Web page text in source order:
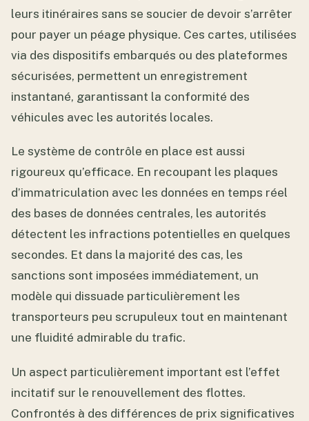
leurs itinéraires sans se soucier de devoir s’arrêter
pour payer un péage physique. Ces cartes, utilisées
via des dispositifs embarqués ou des plateformes
sécurisées, permettent un enregistrement
instantané, garantissant la conformité des
véhicules avec les autorités locales.
Le système de contrôle en place est aussi
rigoureux qu’efficace. En recoupant les plaques
d’immatriculation avec les données en temps réel
des bases de données centrales, les autorités
détectent les infractions potentielles en quelques
secondes. Et dans la majorité des cas, les
sanctions sont imposées immédiatement, un
modèle qui dissuade particulièrement les
transporteurs peu scrupuleux tout en maintenant
une fluidité admirable du trafic.
Un aspect particulièrement important est l’effet
incitatif sur le renouvellement des flottes.
Confrontés à des différences de prix significatives